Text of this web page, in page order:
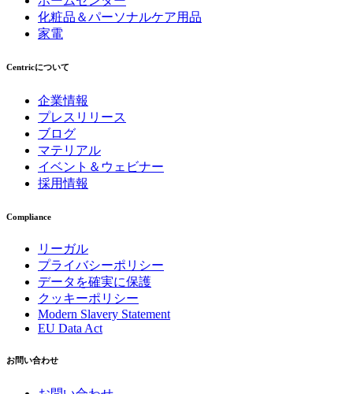
化粧品＆パーソナルケア用品
家電
Centricについて
企業情報
プレスリリース
ブログ
マテリアル
イベント＆ウェビナー
採用情報
Compliance
リーガル
プライバシーポリシー
データを確実に保護
クッキーポリシー
Modern Slavery Statement
EU Data Act
お問い合わせ